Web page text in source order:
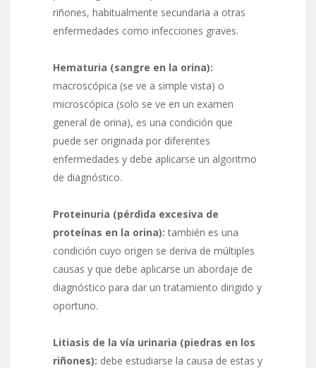
riñones, habitualmente secundaria a otras
enfermedades como infecciones graves.
Hematuria (sangre en la orina):
macroscópica (se ve a simple vista) o
microscópica (solo se ve en un examen
general de orina), es una condición que
puede ser originada por diferentes
enfermedades y debe aplicarse un algoritmo
de diagnóstico.
Proteinuria (pérdida excesiva de
proteínas en la orina): también es una
condición cuyo origen se deriva de múltiples
causas y que debe aplicarse un abordaje de
diagnóstico para dar un tratamiento dirigido y
oportuno.
Litiasis de la vía urinaria (piedras en los
riñones): debe estudiarse la causa de estas y